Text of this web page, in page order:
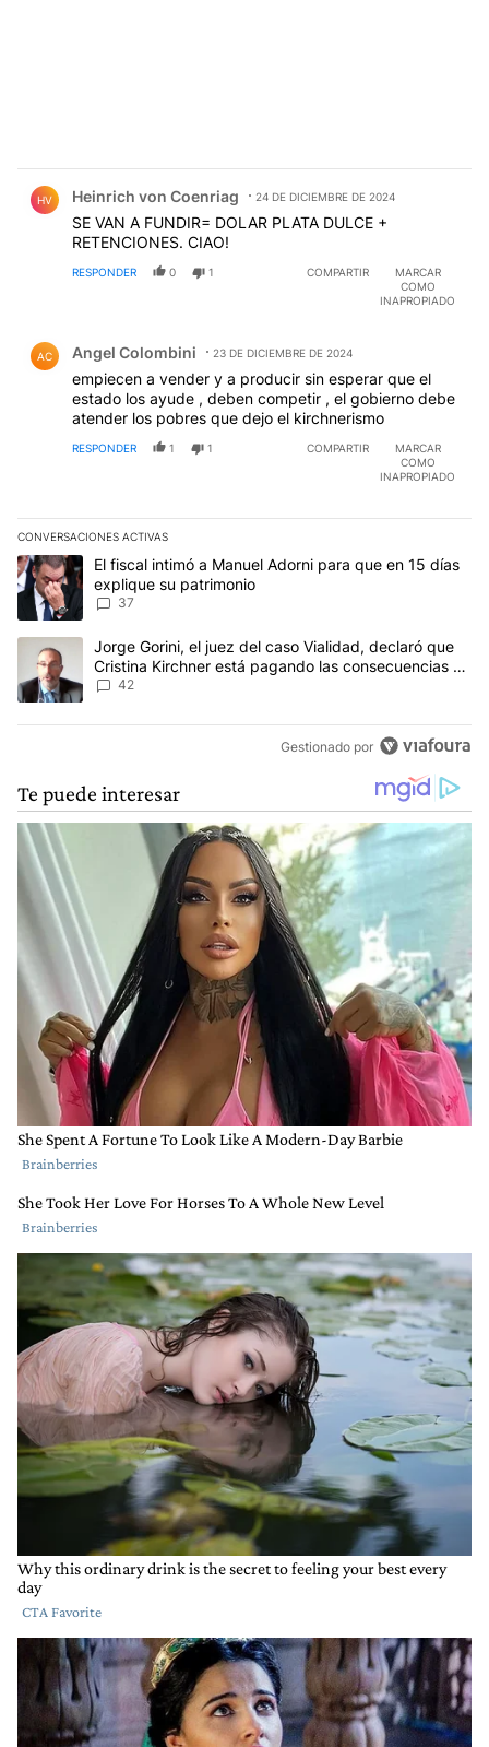
HV Heinrich von Coenriag 24 DE DICIEMBRE DE 2024
SE VAN A FUNDIR= DOLAR PLATA DULCE +
RETENCIONES. CIAO!
RESPONDER 0 1 COMPARTIR
MARCAR
COMO
INAPROPIADO
AC Angel Colombini 23 DE DICIEMBRE DE 2024
empiecen a vender y a producir sin esperar que el
estado los ayude , deben competir , el gobierno debe
atender los pobres que dejo el kirchnerismo
RESPONDER 1 1 COMPARTIR
MARCAR
COMO
INAPROPIADO
CONVERSACIONES ACTIVAS
Este listado muestra los artículos con más comentarios en los
Un artículo de tendencia con el título "El fiscal intimó a Manuel
El fiscal intimó a Manuel Adorni para que en 15 días
explique su patrimonio
37
Un artículo de tendencia con el título "Jorge Gorini, el juez del
Jorge Gorini, el juez del caso Vialidad, declaró que
Cristina Kirchner está pagando las consecuencias de
cometer "un delito comprobado"
42
Gestionado por